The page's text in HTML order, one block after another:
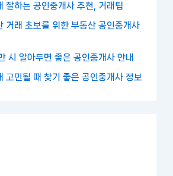
잘하는 공인중개사 추천, 거래팁
거래 초보를 위한 부동산 공인중개사
시 알아두면 좋은 공인중개사 안내
고민될 때 찾기 좋은 공인중개사 정보